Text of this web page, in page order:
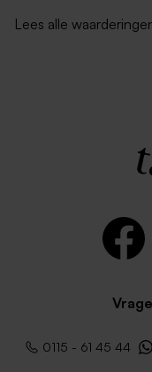
Lees alle
0115 - 61 45 44